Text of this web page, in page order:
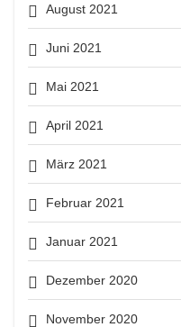
August 2021
Juni 2021
Mai 2021
April 2021
März 2021
Februar 2021
Januar 2021
Dezember 2020
November 2020